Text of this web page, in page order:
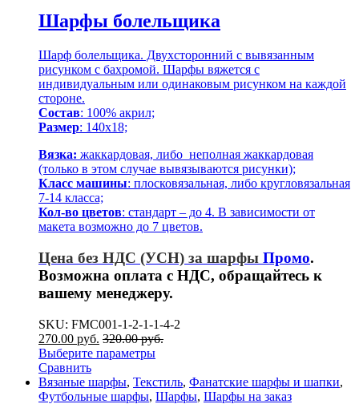
Шарфы болельщика
Шарф болельщика. Двухсторонний с вывязанным
рисунком с бахромой. Шарфы вяжется с
индивидуальным или одинаковым рисунком на каждой
стороне.
Состав: 100% акрил;
Размер: 140х18;
Вязка: жаккардовая, либо неполная жаккардовая
(только в этом случае вывязываются рисунки);
Класс машины: плосковязальная, либо кругловязальная
7-14 класса;
Кол-во цветов: стандарт – до 4. В зависимости от
макета возможно до 7 цветов.
Цена без НДС (УСН) за шарфы Промо.
Возможна оплата с НДС, обращайтесь к
вашему менеджеру.
SKU: FMC001-1-2-1-1-4-2
270.00 руб. 320.00руб.
Выберите параметры
Сравнить
Вязаные шарфы, Текстиль, Фанатские шарфы и шапки,
Футбольные шарфы, Шарфы, Шарфы на заказ